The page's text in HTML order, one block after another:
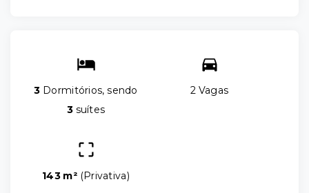
3 Dormitórios, sendo
3suítes
2 Vagas
143 m² (Privativa)